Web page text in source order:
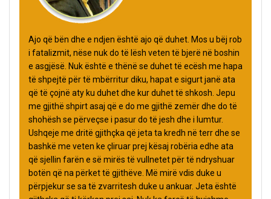
Ajo që bën dhe e ndjen është ajo që duhet. Mos u bëj rob
i fatalizmit, nëse nuk do të lësh veten të bjerë në boshin
e asgjësë. Nuk është e thënë se duhet të ecësh me hapa
të shpejtë për të mbërritur diku, hapat e sigurt janë ata
që të çojnë aty ku duhet dhe kur duhet të shkosh. Jepu
me gjithë shpirt asaj që e do me gjithë zemër dhe do të
shohësh se përveçse i pasur do të jesh dhe i lumtur.
Ushqeje me dritë gjithçka që jeta ta kredh në terr dhe se
bashkë me veten ke çliruar prej kësaj robëria edhe ata
që sjellin farën e së mirës të vullnetet për të ndryshuar
botën që na përket të gjithëve. Më mirë vdis duke u
përpjekur se sa të zvarritesh duke u ankuar. Jeta është